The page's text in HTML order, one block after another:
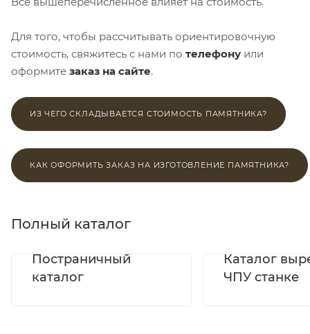
Для того, чтобы рассчитывать ориентировочную
стоимость, свяжитесь с нами по телефону или
оформите заказ на сайте.
ИЗ ЧЕГО СКЛАДЫВАЕТСЯ СТОИМОСТЬ ПАМЯТНИКА?
КАК ОФОРМИТЬ ЗАКАЗ НА ИЗГОТОВЛЕНИЕ ПАМЯТНИКА?
Полный каталог
Постраничный
каталог
Каталог
ЧПУ станке